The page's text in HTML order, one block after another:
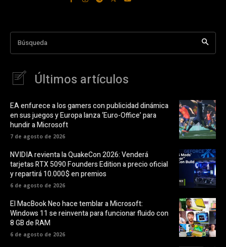
Búsqueda
Últimos artículos
EA enfurece a los gamers con publicidad dinámica
en sus juegos y Europa lanza ‘Euro-Office’ para
hundir a Microsoft
7 de agosto de 2026
NVIDIA revienta la QuakeCon 2026: Venderá
tarjetas RTX 5090 Founders Edition a precio oficial
y repartirá 10.000$ en premios
6 de agosto de 2026
El MacBook Neo hace temblar a Microsoft:
Windows 11 se reinventa para funcionar fluido con
8 GB de RAM
6 de agosto de 2026